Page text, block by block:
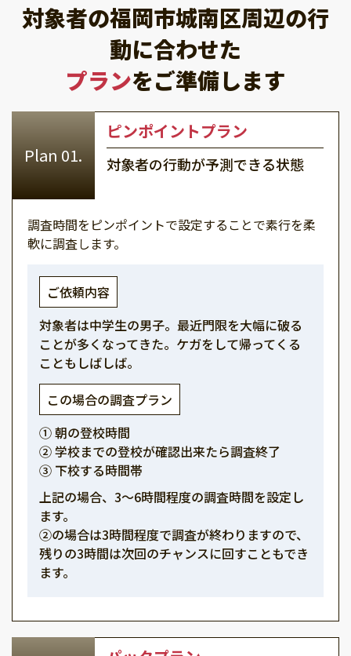
対象者の福岡市城南区周辺の行
動に合わせた
プランをご準備します
ピンポイントプラン
対象者の行動が予測できる状態
調査時間をピンポイントで設定することで素行を柔
軟に調査します。
ご依頼内容
対象者は中学生の男子。最近門限を大幅に破る
ことが多くなってきた。ケガをして帰ってくる
こともしばしば。
この場合の調査プラン
① 朝の登校時間
② 学校までの登校が確認出来たら調査終了
③ 下校する時間帯
上記の場合、3～6時間程度の調査時間を設定し
ます。
②の場合は3時間程度で調査が終わりますので、
残りの3時間は次回のチャンスに回すこともでき
ます。